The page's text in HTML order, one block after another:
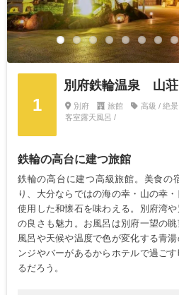
1
別府鉄輪温泉 山
別府 旅館
高級 / 絶
客室露天風呂 /
鉄輪の高台に建つ旅館
鉄輪の高台に建つ高級旅館。美食の
り、大分ならではの海の幸・山の幸
使用した和懐石を味わえる。別府湾
の良さも魅力。お風呂は別府一望の
風呂や天候や温度で色が変化する青
ンジやバーがあるからホテルで過ご
るだろう。